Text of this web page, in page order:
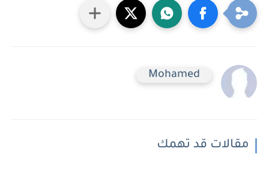
Mohamed
مقالات قد تهمك